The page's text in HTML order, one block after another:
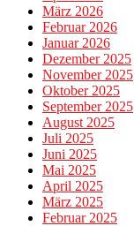
März 2026
Februar 2026
Januar 2026
Dezember 2025
November 2025
Oktober 2025
September 2025
August 2025
Juli 2025
Juni 2025
Mai 2025
April 2025
März 2025
Februar 2025